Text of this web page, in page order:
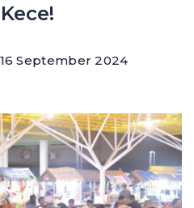
16 September 2024